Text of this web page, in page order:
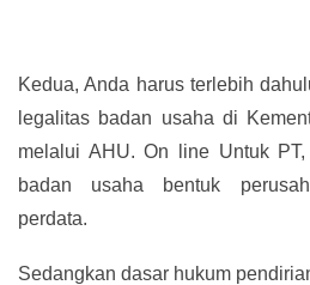
Kedua, Anda harus terlebih
legalitas badan usaha di
melalui AHU. On line Untuk
badan usaha bentuk
perdata.
Sedangkan dasar hukum